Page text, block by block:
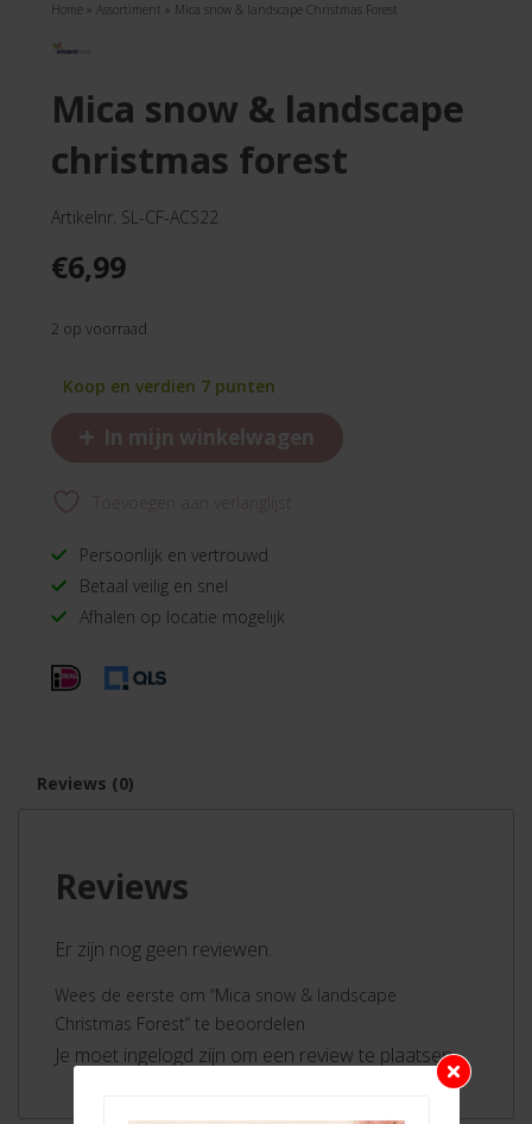
Home » Assortiment » Mica snow & landscape Christmas Forest
mica snow & landscape
christmas forest
Artikelnr. SL-CF-ACS22
€6,99
2 op voorraad
Koop en verdien 7 punten
+ In mijn winkelwagen
Persoonlijk en vertrouwd
Betaal veilig en snel
Afhalen op locatie mogelijk
Reviews (0)
Reviews
Er zijn nog geen reviewen.
Wees de eerste om “Mica snow & landscape
Christmas Forest” te beoordelen
Je moet ingelogd zijn om een review te plaatsen.